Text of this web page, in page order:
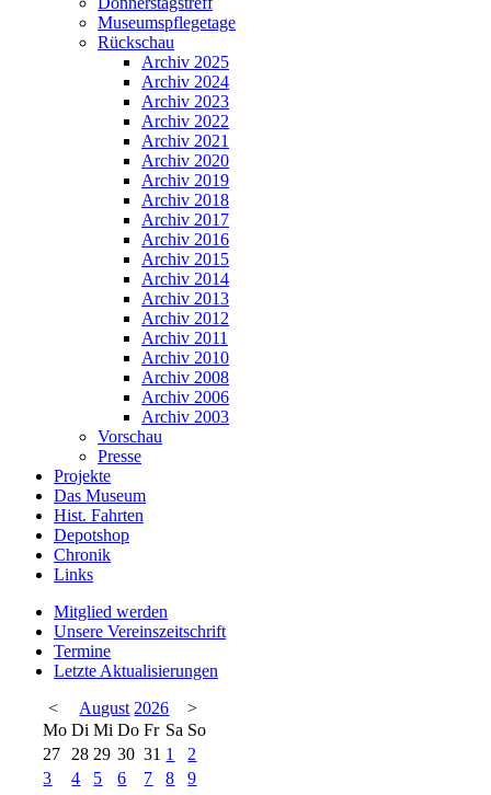
Museumspflegetage
Rückschau
Archiv 2025
Archiv 2024
Archiv 2023
Archiv 2022
Archiv 2021
Archiv 2020
Archiv 2019
Archiv 2018
Archiv 2017
Archiv 2016
Archiv 2015
Archiv 2014
Archiv 2013
Archiv 2012
Archiv 2011
Archiv 2010
Archiv 2008
Archiv 2006
Archiv 2003
Vorschau
Presse
Projekte
Das Museum
Hist. Fahrten
Depotshop
Chronik
Links
Mitglied werden
Unsere Vereinszeitschrift
Termine
Letzte Aktualisierungen
<
August 2026
>
Mo Di Mi Do Fr Sa So
27
28 29 30 31 1
2
3
4 5 6 7 8
9